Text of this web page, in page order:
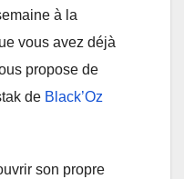
à la
vous avez déjà
propose de
de Black’Oz
son propre